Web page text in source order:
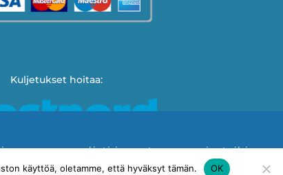
normaalisti ja vastaamme viesteihin
Piilota tämä ilmoitus
Kuljetukset hoitaa:
Tietosuojakäytäntö Ota yhteyttä Nouda tulos
käyttöä, oletamme, että hyväksyt tämän. OK